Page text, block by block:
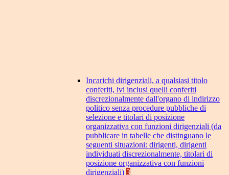
Incarichi dirigenziali, a qualsiasi titolo
conferiti, ivi inclusi quelli conferiti
discrezionalmente dall'organo di indirizzo
politico senza procedure pubbliche di
selezione e titolari di posizione
organizzativa con funzioni dirigenziali (da
pubblicare in tabelle che distinguano le
seguenti situazioni: dirigenti, dirigenti
individuati discrezionalmente, titolari di
posizione organizzativa con funzioni
dirigenziali) 3